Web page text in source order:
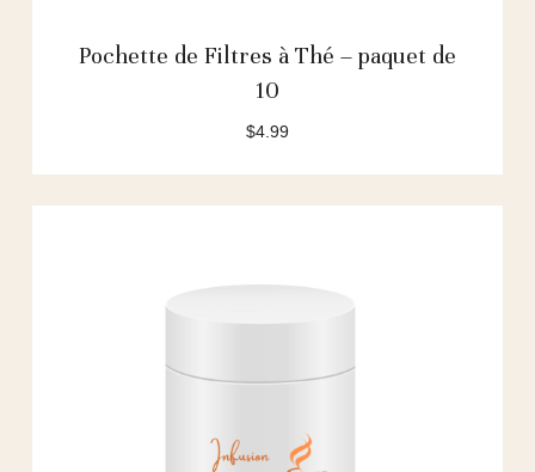
Pochette de Filtres à Thé – paquet de
10
$4.99